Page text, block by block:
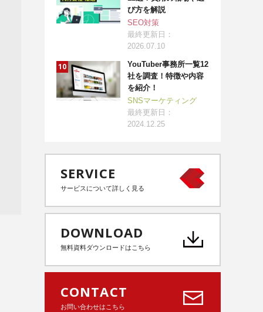
び方を解説
SEO対策
最終更新日：
2026.07.10
YouTuber事務所一覧12
社を調査！特徴や内容
を紹介！
SNSマーケティング
最終更新日：
2024.12.25
SERVICE
サービスについて詳しく見る
DOWNLOAD
無料資料ダウンロードはこちら
CONTACT
お問い合わせはこちら